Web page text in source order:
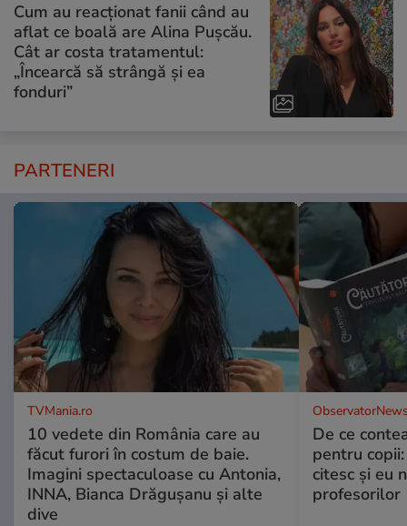
Cum au reacționat fanii când au
aflat ce boală are Alina Pușcău.
Cât ar costa tratamentul:
„Încearcă să strângă și ea
fonduri”
PARTENERI
TVMania.ro
10 vedete din România care au
făcut furori în costum de baie.
Imagini spectaculoase cu Antonia,
INNA, Bianca Drăgușanu și alte
dive
De ce
pentru
citesc și eu
profesorilor